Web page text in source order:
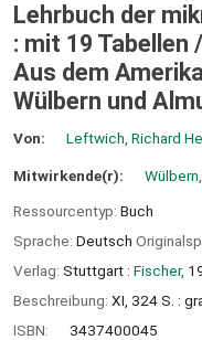
Lehrbuch der
: mit 19 Tabellen /
Aus dem
Wülbern und
Von: Leftwich, Richard
Mitwirkende(r):
Ressourcentyp: Buch
Sprache: Deutsch
Verlag: Stuttgart : Fischer,
Beschreibung: XI, 324 S. :
ISBN:
3437400045